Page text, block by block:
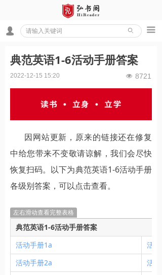
ꄙ 끀
넙
典范英语1-6活动手册答案
因网站更新，原来的链接还在修复
中给您带来不变敬请谅解，我们会尽快
恢复扫码。 以下为典范英语1-6活动手册
各级别答案，可以点击查看。
左右滑动查看完整表格
典范英语1-6活动手册答案
活动手册1a
活动
活动手册2a
活动
2022-12-15 15:20 넶 8721